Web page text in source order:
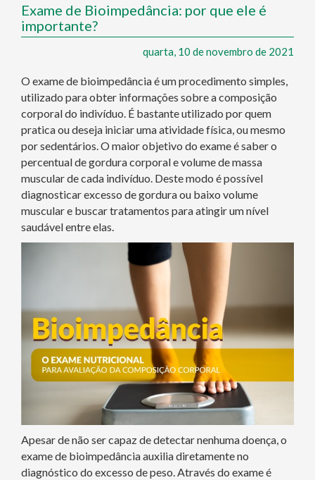
Exame de Bioimpedância: por que ele é
importante?
quarta, 10 de novembro de 2021
O exame de bioimpedância é um procedimento simples,
utilizado para obter informações sobre a composição
corporal do indivíduo. É bastante utilizado por quem
pratica ou deseja iniciar uma atividade física, ou mesmo
por sedentários. O maior objetivo do exame é saber o
percentual de gordura corporal e volume de massa
muscular de cada indivíduo. Deste modo é possível
diagnosticar excesso de gordura ou baixo volume
muscular e buscar tratamentos para atingir um nível
saudável entre elas.
Apesar de não ser capaz de detectar nenhuma doença, o
exame de bioimpedância auxilia diretamente no
diagnóstico do excesso de peso. Através do exame é